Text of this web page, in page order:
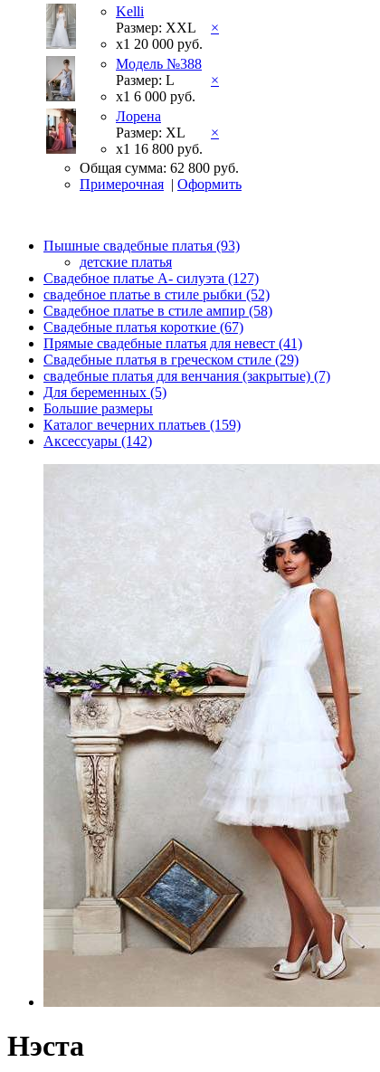
Kelli
Размер: XXL
x1 20 000 руб.
×
Модель №388
Размер: L
x1 6 000 руб.
×
Лорена
Размер: XL
x1 16 800 руб.
×
Общая сумма: 62 800 руб.
Примерочная | Оформить
Пышные свадебные платья (93)
детские платья
Свадебное платье А- силуэта (127)
свадебное платье в стиле рыбки (52)
Свадебное платье в стиле ампир (58)
Свадебные платья короткие (67)
Прямые свадебные платья для невест (41)
Свадебные платья в греческом стиле (29)
свадебные платья для венчания (закрытые) (7)
Для беременных (5)
Большие размеры
Каталог вечерних платьев (159)
Аксессуары (142)
Нэста